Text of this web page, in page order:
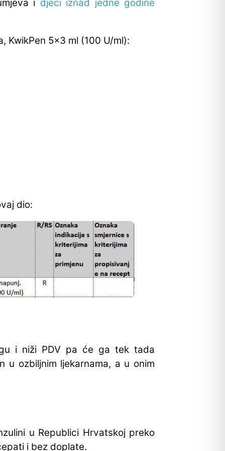
i djeci iznad jedne godine
KwikPen 5x3 ml (100 U/ml):
dio:
i niži PDV pa će ga tek tada
ozbiljnim ljekarnama, a u onim
u Republici Hrvatskoj preko
i bez doplate.